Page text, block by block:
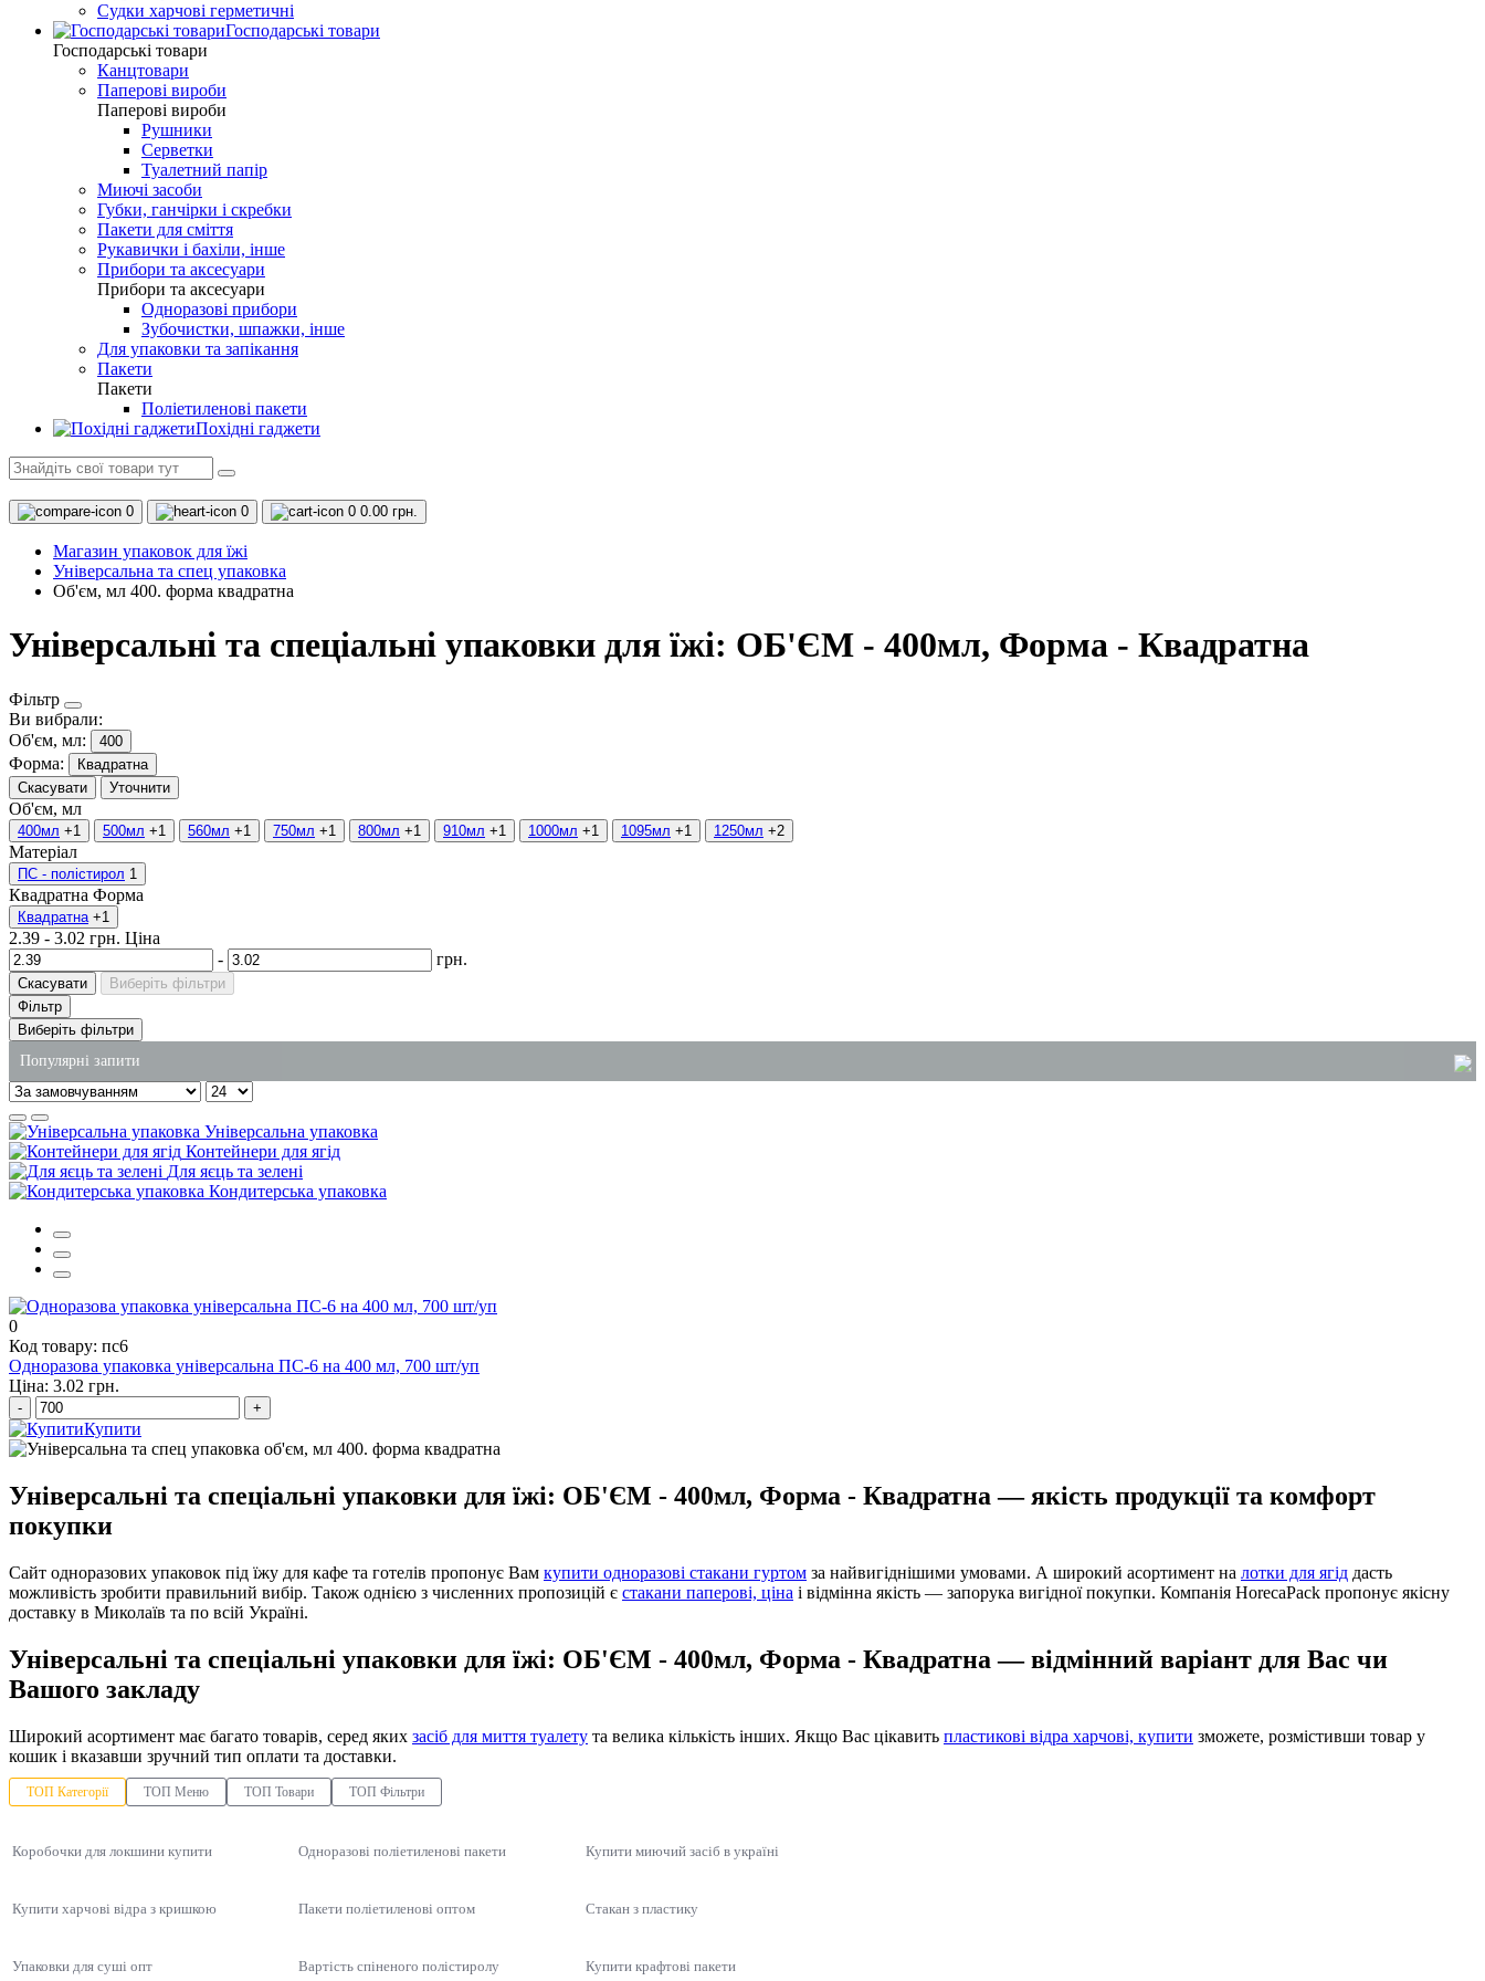
Судки харчові герметичні
Господарські товари
Господарські товари
Канцтовари
Паперові вироби
Паперові вироби
Рушники
Серветки
Туалетний папір
Миючі засоби
Губки, ганчірки і скребки
Пакети для сміття
Рукавички і бахіли, інше
Прибори та аксесуари
Прибори та аксесуари
Одноразові прибори
Зубочистки, шпажки, інше
Для упаковки та запікання
Пакети
Пакети
Поліетиленові пакети
Похідні гаджети
0 0 0 0.00 грн.
Магазин упаковок для їжі
Універсальна та спец упаковка
Об'єм, мл 400. форма квадратна
Універсальні та спеціальні упаковки для їжі: ОБ'ЄМ - 400мл, Форма - Квадратна
Фільтр
Ви вибрали:
Об'єм, мл:
400
Форма:
Квадратна
Скасувати
Уточнити
Об'єм, мл
400мл +1 500мл +1 560мл +1 750мл +1 800мл +1 910мл +1 1000мл +1 1095мл +1 1250мл +2
Матеріал
ПС - полістирол 1
Квадратна Форма
Квадратна +1
2.39 - 3.02 грн. Ціна
-
грн.
Скасувати
Виберіть фільтри
Фільтр
Виберіть фільтри
Популярні запити
одноразові алюмінієві контейнери
харчове відро з кришкою
крафт пакети купити одеса
паперові рушники замовити
засоби для чищення унітаза купити
Універсальна упаковка
Контейнери для ягід
Для яєць та зелені
Кондитерська упаковка
0
Код товару: пс6
Одноразова упаковка універсальна ПС-6 на 400 мл, 700 шт/уп
Ціна: 3.02 грн.
- +
Купити
Універсальні та спеціальні упаковки для їжі: ОБ'ЄМ - 400мл, Форма - Квадратна — якість продукції та комфорт
покупки
Сайт одноразових упаковок під їжу для кафе та готелів пропонує Вам купити одноразові стакани гуртом за найвигіднішими умовами. А широкий асортимент на лотки для ягід дасть
можливість зробити правильний вибір. Також однією з численних пропозицій є стакани паперові, ціна і відмінна якість — запорука вигідної покупки. Компанія HorecaPack пропонує якісну
доставку в Миколаїв та по всій Україні.
Універсальні та спеціальні упаковки для їжі: ОБ'ЄМ - 400мл, Форма - Квадратна — відмінний варіант для Вас чи
Вашого закладу
Широкий асортимент має багато товарів, серед яких засіб для миття туалету та велика кількість інших. Якщо Вас цікавить пластикові відра харчові, купити зможете, розмістивши товар у
кошик і вказавши зручний тип оплати та доставки.
ТОП Категорії ТОП Меню ТОП Товари ТОП Фільтри
Коробочки для локшини купити
Купити харчові відра з кришкою
Упаковки для суші опт
Одноразові поліетиленові пакети
Пакети поліетиленові оптом
Вартість спіненого полістиролу
Купити миючий засіб в україні
Стакан з пластику
Купити крафтові пакети